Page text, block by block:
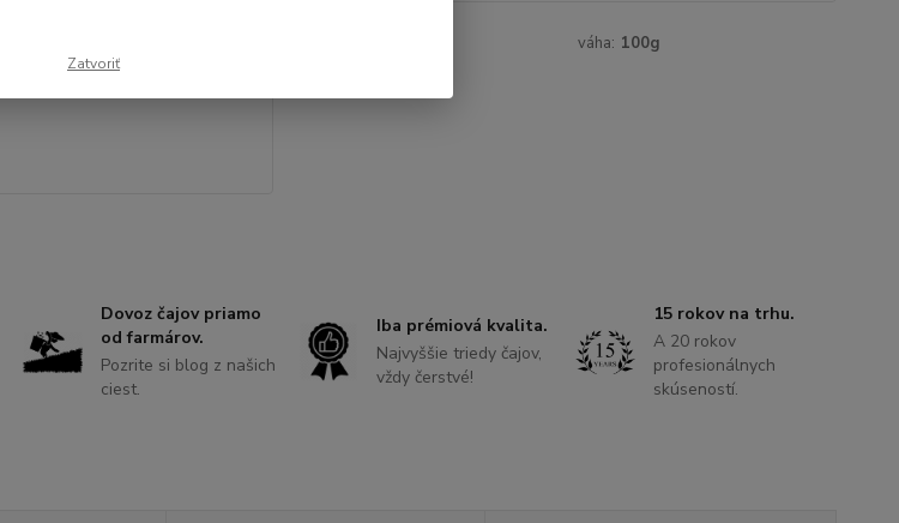
váha: 100g
Dovoz čajov priamo
od farmárov.
Pozrite si blog z našich
ciest.
Iba prémiová kvalita.
Najvyššie triedy čajov,
vždy čerstvé!
15 rokov na trhu.
A 20 rokov
profesionálnych
skúseností.
Zatvoriť